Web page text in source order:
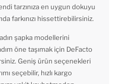
tarzınıza en uygun dokuyu
farkınızı hissettirebilirsiniz.
şapka modellerini
öne taşımak için DeFacto
Geniş ürün seçenekleri
seçebilir, hızlı kargo